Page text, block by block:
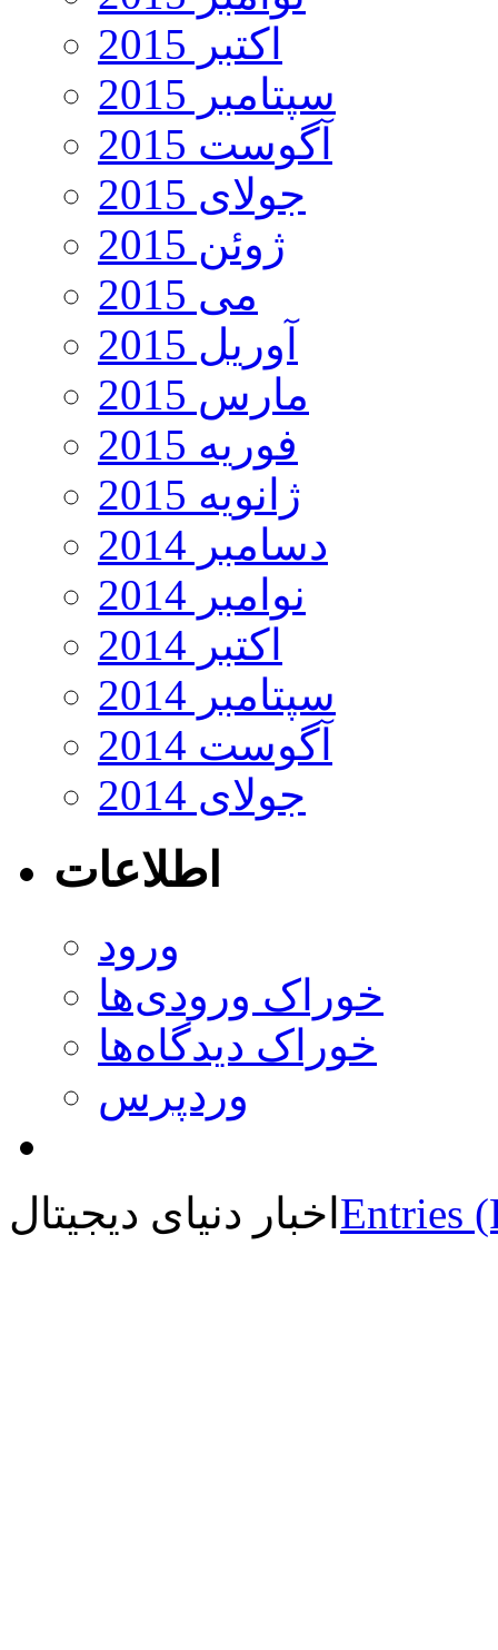
اکتبر 2015
سپتامبر 2015
آگوست 2015
جولای 2015
ژوئن 2015
می 2015
آوریل 2015
مارس 2015
فوریه 2015
ژانویه 2015
دسامبر 2014
نوامبر 2014
اکتبر 2014
سپتامبر 2014
آگوست 2014
جولای 2014
اطلاعات
ورود
خوراک ورودی‌ها
خوراک دیدگاه‌ها
وردپرس
اخبار دنیای دیجیتال Entries